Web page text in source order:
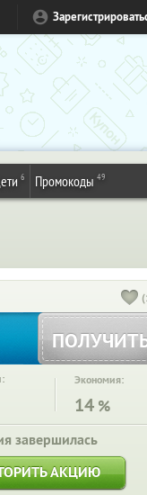
6 Промокоды 49
Экономия:
14 %
завершилась
АКЦИЮ